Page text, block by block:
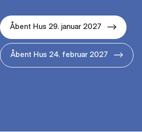
Åbent Hus 29. januar 2027
Åbent Hus 24. februar 2027